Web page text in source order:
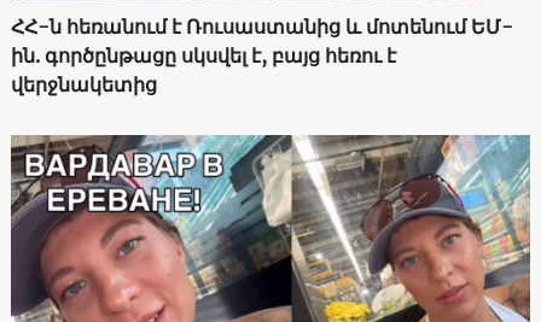
ՀՀ-ն հեռանում է Ռուսաստանից և մոտենում ԵՄ-
ին. գործընթացը սկսվել է, բայց հեռու է
վերջնակետից